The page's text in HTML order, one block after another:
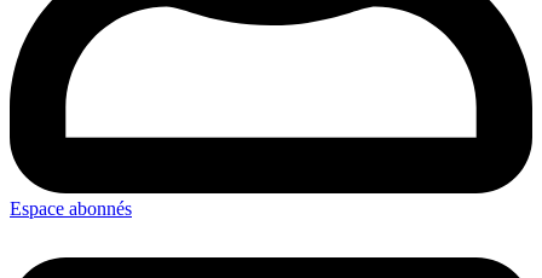
Espace abonnés